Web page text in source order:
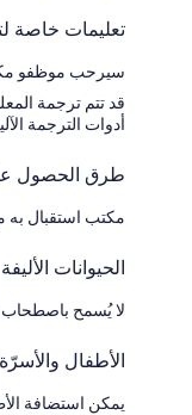
تعليمات خاصة
سيرحب موظفو مكتب
قد تتم ترجمة
أدوات الترجمة
طرق الحصول
مكتب استقبال
الحيوانات الأليفة
لا يُسمح باصطحاب
الأطفال
يمكن استضافة